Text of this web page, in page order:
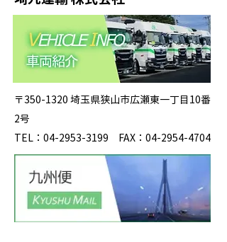
〒350-1320 埼玉県狭山市広瀬東一丁目10番
2号
TEL：04-2953-3199 FAX：04-2954-4704